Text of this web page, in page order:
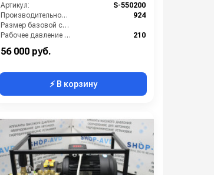
Артикул:
S-550200
Производительность (л/ч):
924
Размер базовой станции (ДхШхВ):
Рабочее давление (бар):
210
Мощность (кВт):
56 000 руб.
⚡ В корзину